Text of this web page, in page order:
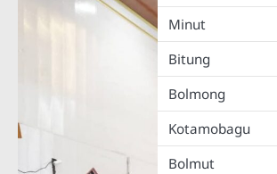
Minut
Bitung
Bolmong
Kotamobagu
Bolmut